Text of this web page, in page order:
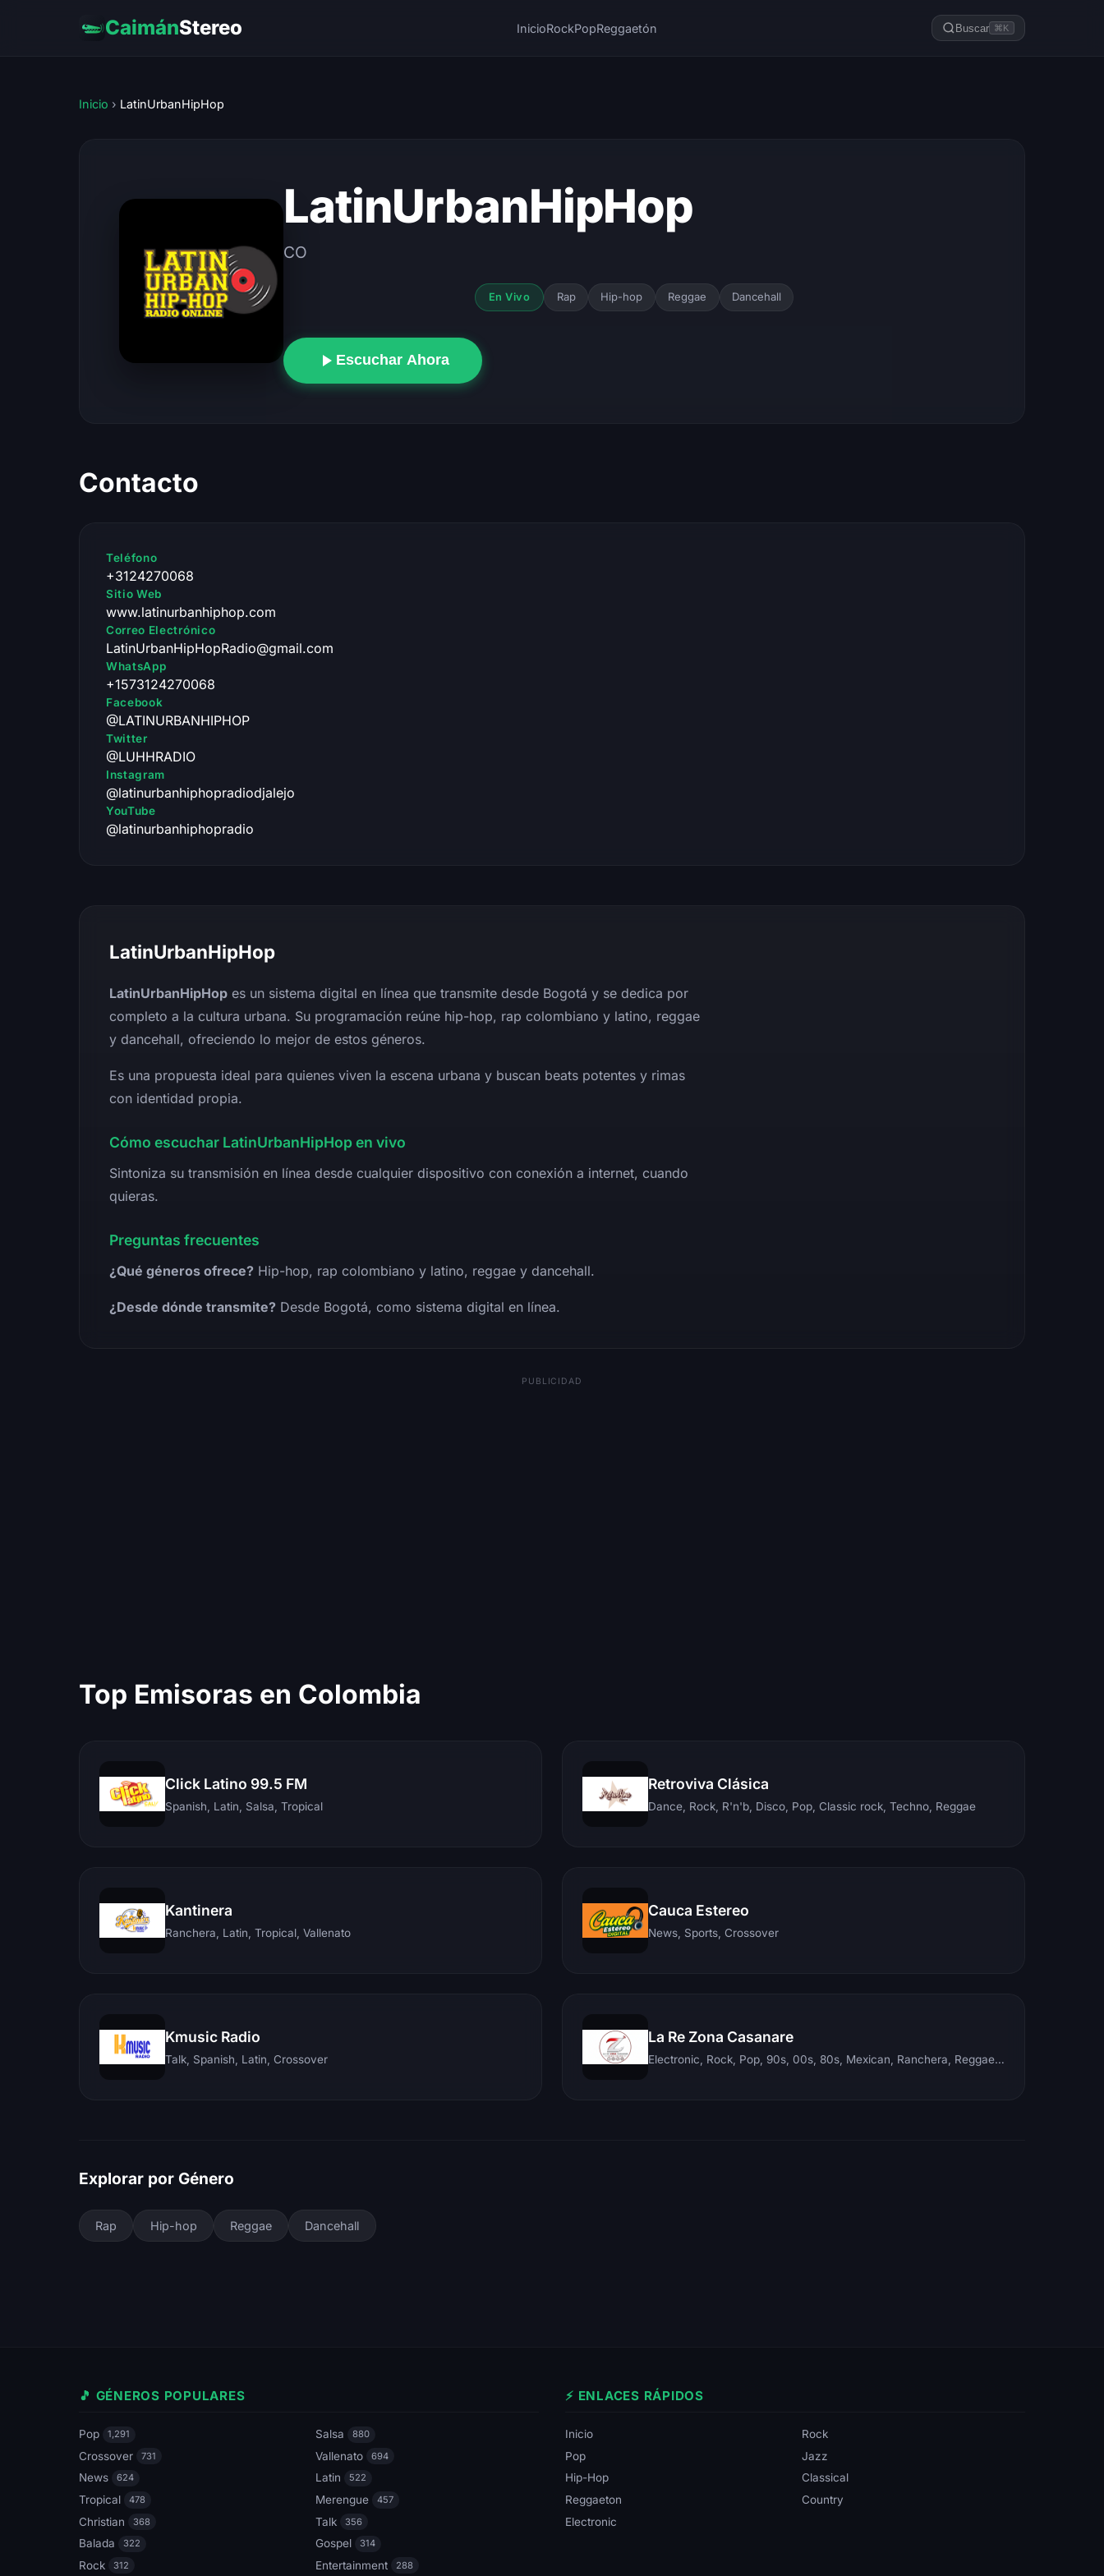
CaimánStereo InicioRockPopReggaetón Buscar ⌘K
Inicio › LatinUrbanHipHop
LatinUrbanHipHop
CO
En Vivo Rap Hip-hop Reggae Dancehall
Escuchar Ahora
Contacto
Teléfono
+3124270068
Sitio Web
www.latinurbanhiphop.com
Correo Electrónico
LatinUrbanHipHopRadio@gmail.com
WhatsApp
+1573124270068
Facebook
@LATINURBANHIPHOP
Twitter
@LUHHRADIO
Instagram
@latinurbanhiphopradiodjalejo
YouTube
@latinurbanhiphopradio
LatinUrbanHipHop
LatinUrbanHipHop es un sistema digital en línea que transmite desde Bogotá y se dedica por
completo a la cultura urbana. Su programación reúne hip-hop, rap colombiano y latino, reggae
y dancehall, ofreciendo lo mejor de estos géneros.
Es una propuesta ideal para quienes viven la escena urbana y buscan beats potentes y rimas
con identidad propia.
Cómo escuchar LatinUrbanHipHop en vivo
Sintoniza su transmisión en línea desde cualquier dispositivo con conexión a internet, cuando
quieras.
Preguntas frecuentes
¿Qué géneros ofrece? Hip-hop, rap colombiano y latino, reggae y dancehall.
¿Desde dónde transmite? Desde Bogotá, como sistema digital en línea.
PUBLICIDAD
Top Emisoras en Colombia
Click Latino 99.5 FM
Spanish, Latin, Salsa, Tropical
Retroviva Clásica
Dance, Rock, R'n'b, Disco, Pop, Classic rock, Techno, Reggae
Kantinera
Ranchera, Latin, Tropical, Vallenato
Cauca Estereo
News, Sports, Crossover
Kmusic Radio
Talk, Spanish, Latin, Crossover
La Re Zona Casanare
Electronic, Rock, Pop, 90s, 00s, 80s, Mexican, Ranchera, Reggaeton, Instrumental, Salsa, Merengue, Tropical, Romantic, Vallenato, Llanera
Explorar por Género
Rap Hip-hop Reggae Dancehall
🎵 GÉNEROS POPULARES
Pop 1,291 Salsa 880
Crossover 731 Vallenato 694
News 624 Latin 522
Tropical 478 Merengue 457
Christian 368 Talk 356
Balada 322 Gospel 314
Rock 312 Entertainment 288
⚡ ENLACES RÁPIDOS
Inicio
Rock
Pop
Jazz
Hip-Hop
Classical
Reggaeton
Country
Electronic